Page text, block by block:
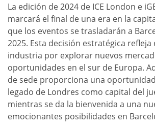
La edición de 2024 de ICE London e
marcará el final de una era en la
que los eventos se trasladarán a
2025. Esta decisión estratégica refleja
industria por explorar nuevos
oportunidades en el sur de Europa.
de sede proporciona una
legado de Londres como capital del
mientras se da la bienvenida a una
emocionantes posibilidades en